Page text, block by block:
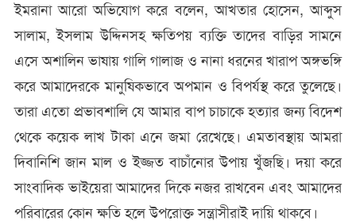
ইমরানা আরো অভিযোগ করে বলেন, আখতার হোসেন, আব্দুস
সালাম, ইসলাম উদ্দিনসহ ক্ষতিপয় ব্যক্তি তাদের বাড়ির সামনে
এসে অশালিন ভাষায় গালি গালাজ ও নানা ধরনের খারাপ অঙ্গভঙ্গি
করে আমাদেরকে মানুষিকভাবে অপমান ও বিপর্যস্থ করে তুলেছে।
তারা এতো প্রভাবশালি যে আমার বাপ চাচাকে হত্যার জন্য বিদেশ
থেকে কয়েক লাখ টাকা এনে জমা রেখেছে। এমতাবস্থায় আমরা
দিবানিশি জান মাল ও ইজ্জত বাচাঁনোর উপায় খুঁজছি। দয়া করে
সাংবাদিক ভাইয়েরা আমাদের দিকে নজর রাখবেন এবং আমাদের
পরিবারের কোন ক্ষতি হলে উপরোক্ত সন্ত্রাসীরাই দায়ি থাকবে।